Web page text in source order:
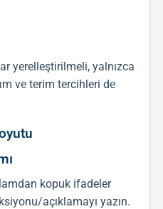
yerelleştirilmeli, yalnızca
ve terim tercihleri de
kopuk ifadeler
açıklamayı yazın.